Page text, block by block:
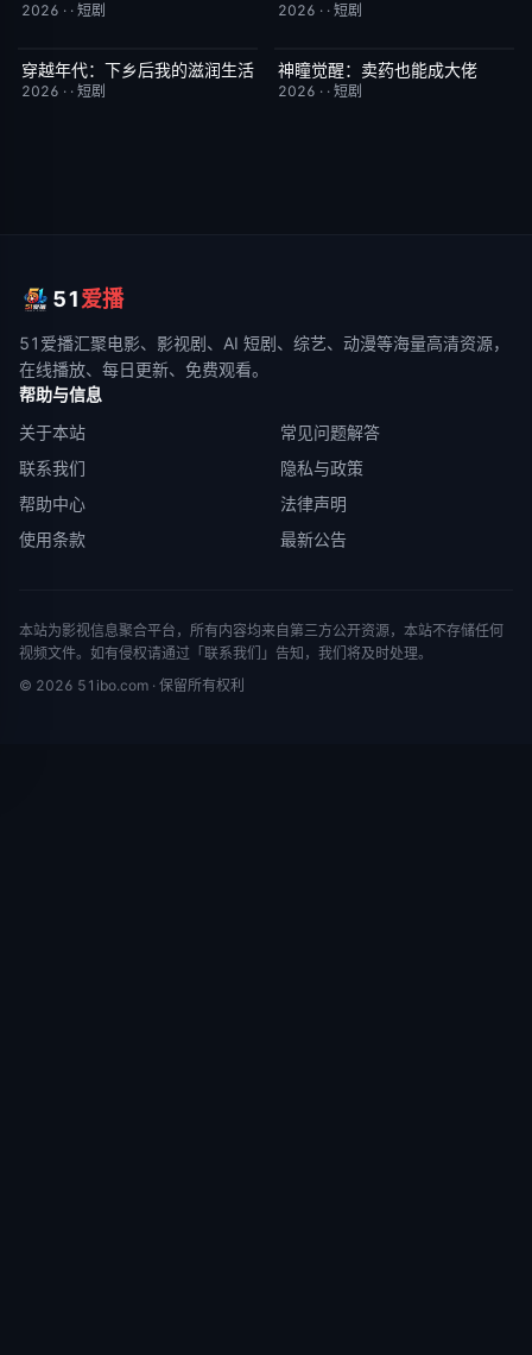
2026 · · 短剧 2026 · · 短剧
完结 3.0
穿越年代：下乡后我的滋润生活
2026 · · 短剧
完结 7.0
神瞳觉醒：卖药也能成大佬
2026 · · 短剧
51爱播
51爱播汇聚电影、影视剧、AI 短剧、综艺、动漫等海量高清资源，
在线播放、每日更新、免费观看。
帮助与信息
关于本站
常见问题解答
联系我们
隐私与政策
帮助中心
法律声明
使用条款
最新公告
本站为影视信息聚合平台，所有内容均来自第三方公开资源，本站不存储任何
视频文件。如有侵权请通过「联系我们」告知，我们将及时处理。
© 2026 51ibo.com · 保留所有权利